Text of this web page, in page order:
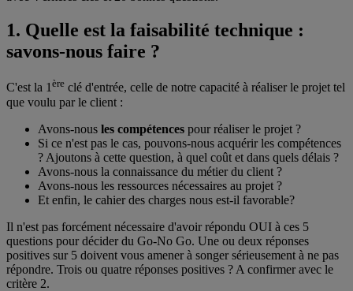
1. Quelle est la faisabilité technique :
savons-nous faire ?
C'est la 1ère clé d'entrée, celle de notre capacité à réaliser le projet tel
que voulu par le client :
Avons-nous les compétences pour réaliser le projet ?
Si ce n'est pas le cas, pouvons-nous acquérir les compétences
? Ajoutons à cette question, à quel coût et dans quels délais ?
Avons-nous la connaissance du métier du client ?
Avons-nous les ressources nécessaires au projet ?
Et enfin, le cahier des charges nous est-il favorable?
Il n'est pas forcément nécessaire d'avoir répondu OUI à ces 5
questions pour décider du Go-No Go. Une ou deux réponses
positives sur 5 doivent vous amener à songer sérieusement à ne pas
répondre. Trois ou quatre réponses positives ? A confirmer avec le
critère 2.